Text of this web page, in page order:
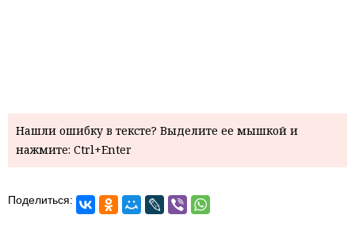
Нашли ошибку в тексте? Выделите ее мышкой и
нажмите: Ctrl+Enter
Поделиться: